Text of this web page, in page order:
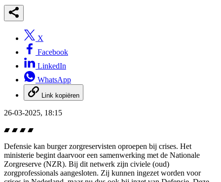
X
Facebook
LinkedIn
WhatsApp
Link kopiëren
26-03-2025, 18:15
Defensie kan burger zorgreservisten oproepen bij crises. Het
ministerie begint daarvoor een samenwerking met de Nationale
Zorgreserve (NZR). Bij dit netwerk zijn civiele (oud)
zorgprofessionals aangesloten. Zij kunnen ingezet worden voor